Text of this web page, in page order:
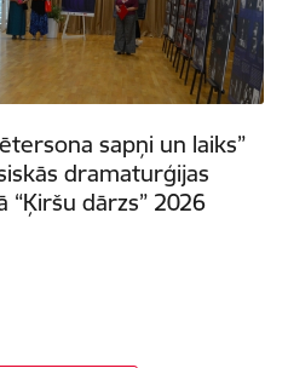
sapņi un laiks”
dramaturģijas
dārzs” 2026